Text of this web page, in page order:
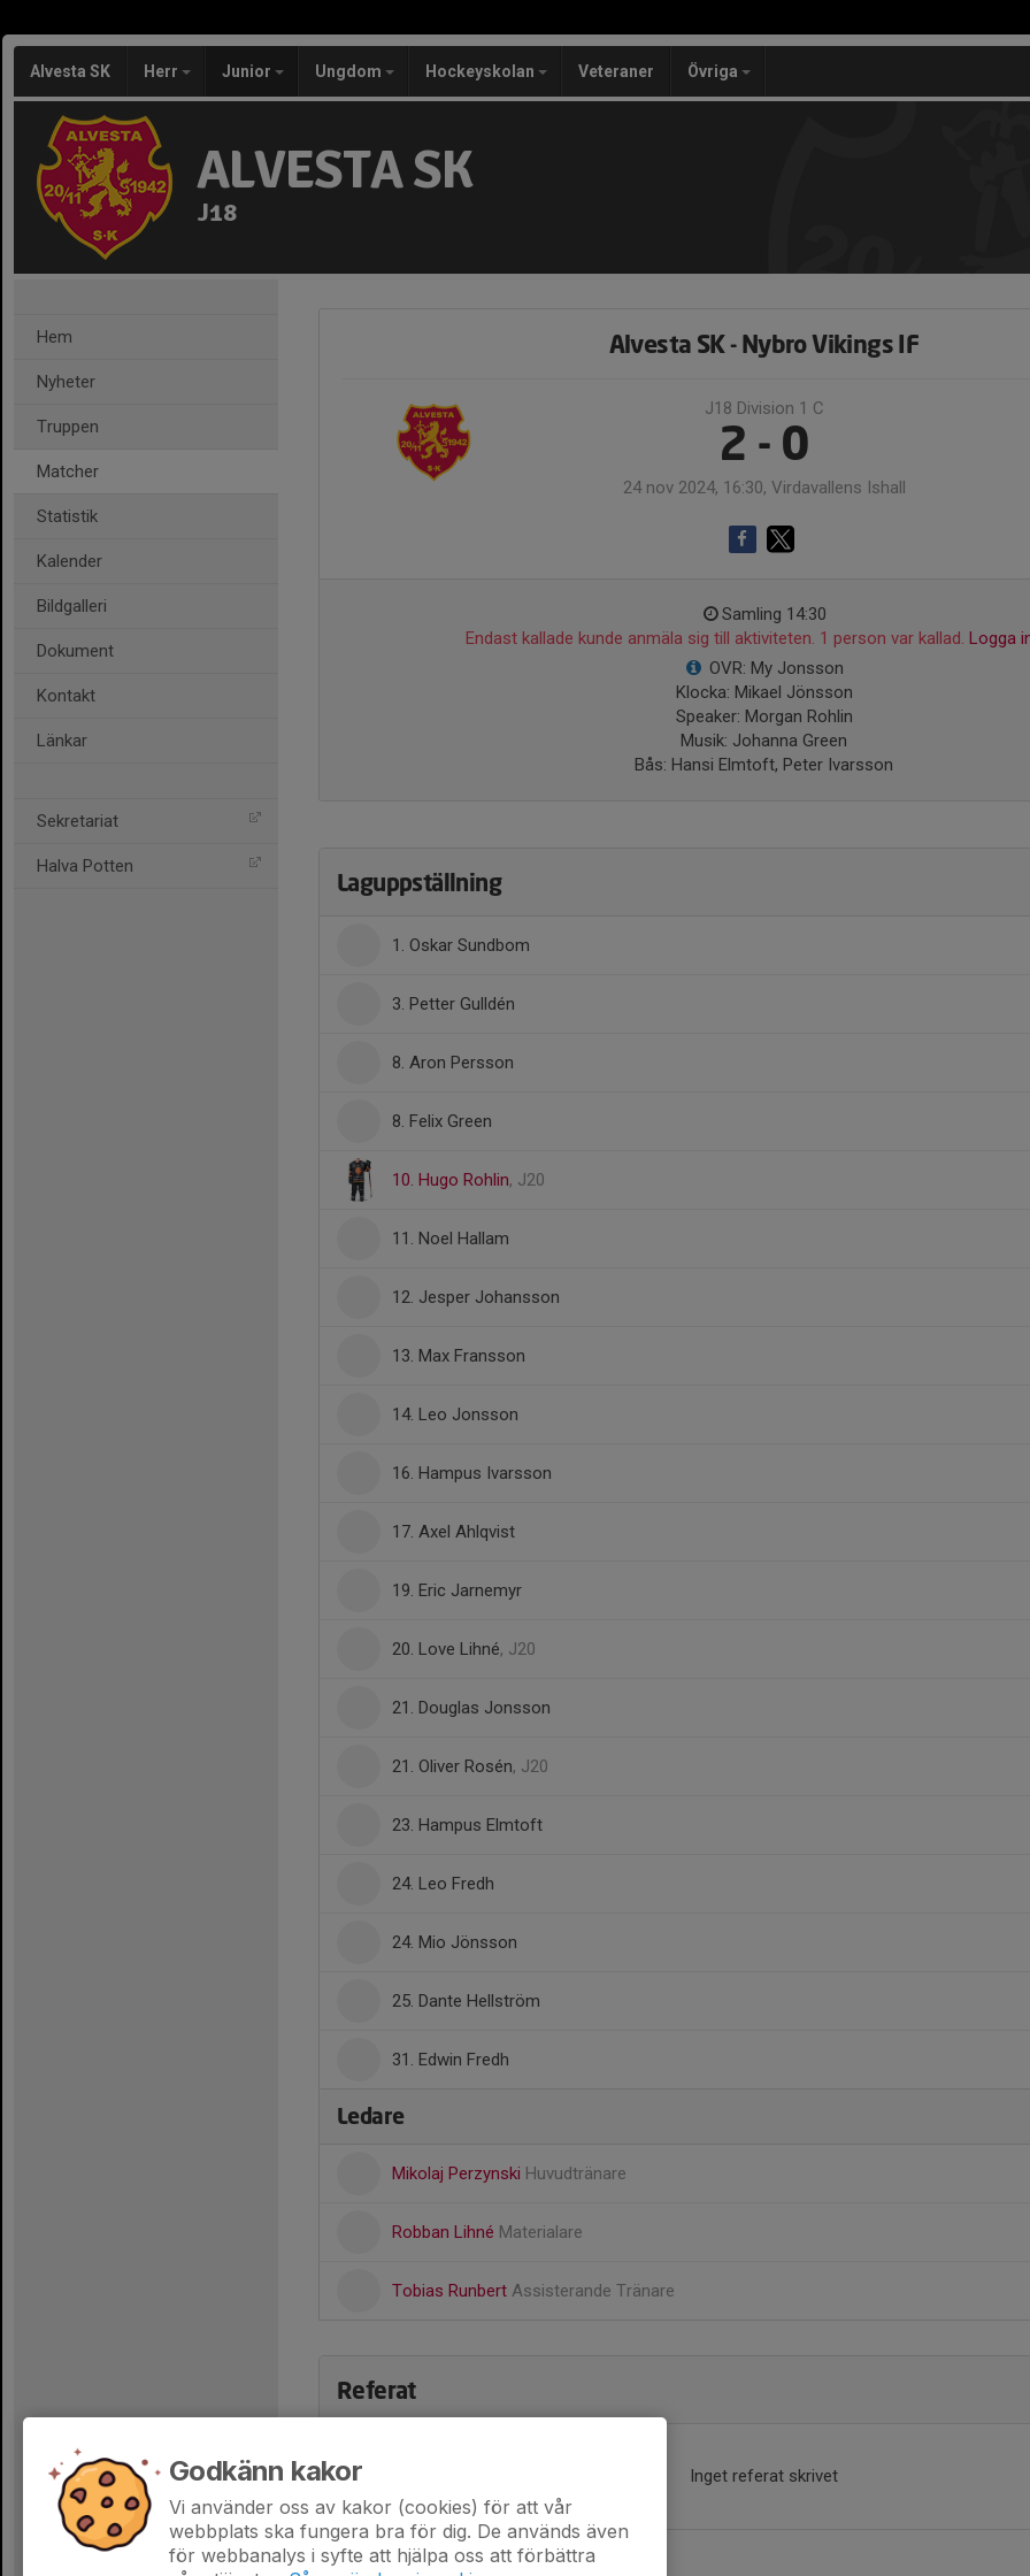
Alvesta SK Herr Junior Ungdom Hockeyskolan Veteraner Övriga
ALVESTA SK
J18
Hem
Nyheter
Truppen
Matcher
Statistik
Kalender
Bildgalleri
Dokument
Kontakt
Länkar
Sekretariat
Halva Potten
Alvesta SK - Nybro Vikings IF
J18 Division 1 C
2 - 0
24 nov 2024, 16:30, Virdavallens Ishall
Samling 14:30
Endast kallade kunde anmäla sig till aktiviteten. 1 person var kallad. Logga
OVR: My Jonsson
Klocka: Mikael Jönsson
Speaker: Morgan Rohlin
Musik: Johanna Green
Bås: Hansi Elmtoft, Peter Ivarsson
Laguppställning
1. Oskar Sundbom
3. Petter Gulldén
8. Aron Persson
8. Felix Green
10. Hugo Rohlin, J20
11. Noel Hallam
12. Jesper Johansson
13. Max Fransson
14. Leo Jonsson
16. Hampus Ivarsson
17. Axel Ahlqvist
19. Eric Jarnemyr
20. Love Lihné, J20
21. Douglas Jonsson
21. Oliver Rosén, J20
23. Hampus Elmtoft
24. Leo Fredh
24. Mio Jönsson
25. Dante Hellström
31. Edwin Fredh
Ledare
Mikolaj Perzynski Huvudtränare
Robban Lihné Materialare
Tobias Runbert Assisterande Tränare
Referat
Inget referat skrivet
Godkänn kakor
Vi använder oss av kakor (cookies) för att vår
webbplats ska fungera bra för dig. De används även
för webbanalys i syfte att hjälpa oss att förbättra